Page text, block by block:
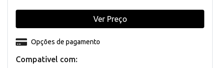
Compativel com:
Opções de pagamento
Ver Preço